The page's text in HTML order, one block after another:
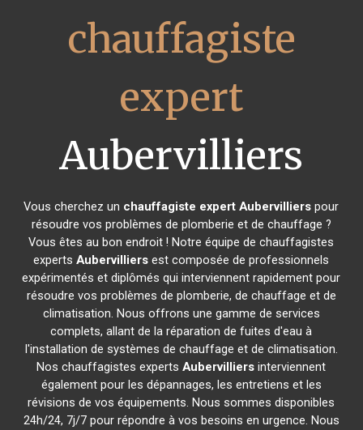
chauffagiste
expert
Aubervilliers
Vous cherchez un chauffagiste expert Aubervilliers pour
résoudre vos problèmes de plomberie et de chauffage ?
Vous êtes au bon endroit ! Notre équipe de chauffagistes
expertsAubervilliers est composée de professionnels
expérimentés et diplômés qui interviennent rapidement pour
résoudre vos problèmes de plomberie, de chauffage et de
climatisation. Nous offrons une gamme de services
complets, allant de la réparation de fuites d'eau à
l'installation de systèmes de chauffage et de climatisation.
Nos chauffagistes expertsAubervilliers interviennent
également pour les dépannages, les entretiens et les
révisions de vos équipements. Nous sommes disponibles
24h/24, 7j/7 pour répondre à vos besoins en urgence. Nous